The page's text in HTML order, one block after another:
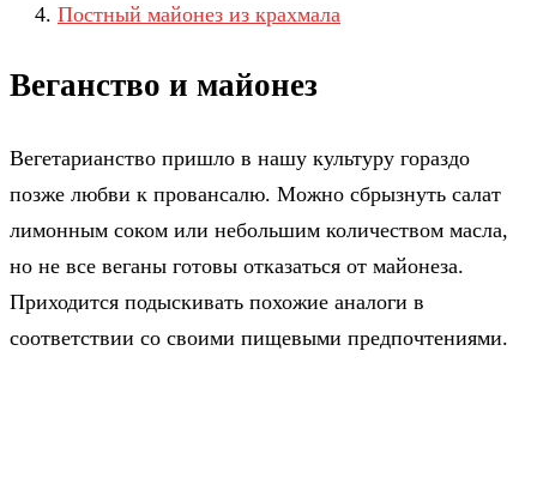
Постный майонез из крахмала
Веганство и майонез
Вегетарианство пришло в нашу культуру гораздо
позже любви к провансалю. Можно сбрызнуть салат
лимонным соком или небольшим количеством масла,
но не все веганы готовы отказаться от майонеза.
Приходится подыскивать похожие аналоги в
соответствии со своими пищевыми предпочтениями.